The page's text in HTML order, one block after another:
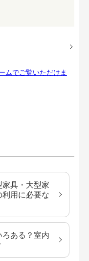
ムでご覧いただけま
具・大型家
用に必要な
ろある？室内